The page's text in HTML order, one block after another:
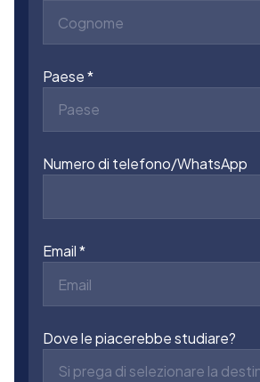
Paese
Paese
Numero di telefono/WhatsApp
Email
Dove le piacerebbe studiare?
Si prega di selezionare la